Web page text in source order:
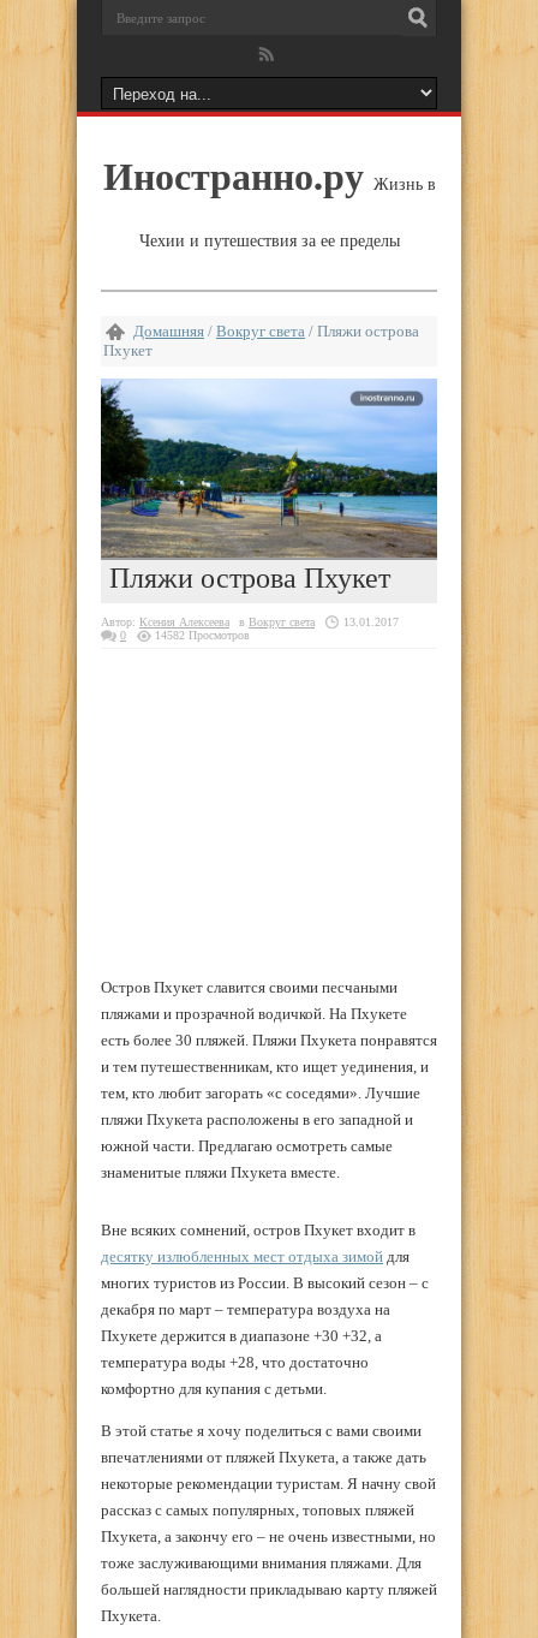
Иностранно.ру Жизнь в
Чехии и путешествия за ее пределы
Домашняя / Вокруг света / Пляжи острова
Пхукет
Пляжи острова Пхукет
Автор: Ксения Алексеева в Вокруг света
13.01.2017
0
14582 Просмотров
Остров Пхукет славится своими песчаными
пляжами и прозрачной водичкой. На Пхукете
есть более 30 пляжей. Пляжи Пхукета понравятся
и тем путешественникам, кто ищет уединения, и
тем, кто любит загорать «с соседями». Лучшие
пляжи Пхукета расположены в его западной и
южной части. Предлагаю осмотреть самые
знаменитые пляжи Пхукета вместе.
Вне всяких сомнений, остров Пхукет входит в
десятку излюбленных мест отдыха зимой для
многих туристов из России. В высокий сезон – с
декабря по март – температура воздуха на
Пхукете держится в диапазоне +30 +32, а
температура воды +28, что достаточно
комфортно для купания с детьми.
В этой статье я хочу поделиться с вами своими
впечатлениями от пляжей Пхукета, а также дать
некоторые рекомендации туристам. Я начну свой
рассказ с самых популярных, топовых пляжей
Пхукета, а закончу его – не очень известными, но
тоже заслуживающими внимания пляжами. Для
большей наглядности прикладываю карту пляжей
Пхукета.